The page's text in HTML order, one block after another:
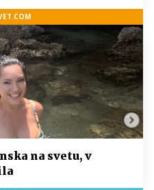
na svetu, v